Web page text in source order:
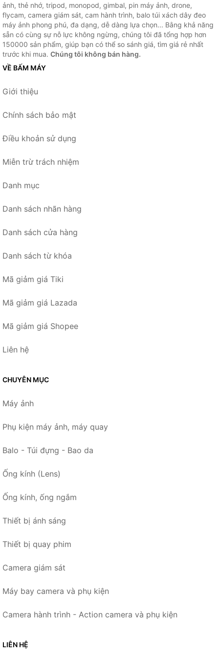
ảnh, thẻ nhớ, tripod, monopod, gimbal, pin máy ảnh, drone,
flycam, camera giám sát, cam hành trình, balo túi xách dây đeo
máy ảnh phong phú, đa dạng, dễ dàng lựa chọn... Bằng khả năng
sẵn có cùng sự nỗ lực không ngừng, chúng tôi đã tổng hợp hơn
150000 sản phẩm, giúp bạn có thể so sánh giá, tìm giá rẻ nhất
trước khi mua. Chúng tôi không bán hàng.
VỀ BẤM MÁY
Giới thiệu
Chính sách bảo mật
Điều khoản sử dụng
Miễn trừ trách nhiệm
Danh mục
Danh sách nhãn hàng
Danh sách cửa hàng
Danh sách từ khóa
Mã giảm giá Tiki
Mã giảm giá Lazada
Mã giảm giá Shopee
Liên hệ
CHUYÊN MỤC
Máy ảnh
Phụ kiện máy ảnh, máy quay
Balo - Túi đựng - Bao da
Ống kính (Lens)
Ống kính, ống ngắm
Thiết bị ánh sáng
Thiết bị quay phim
Camera giám sát
Máy bay camera và phụ kiện
Camera hành trình - Action camera và phụ kiện
LIÊN HỆ